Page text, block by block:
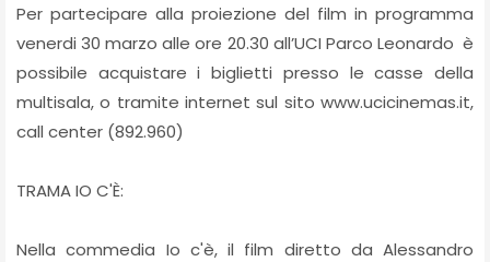
Per partecipare alla proiezione del film in programma
venerdi 30 marzo alle ore 20.30 all’UCI Parco Leonardo è
possibile acquistare i biglietti presso le casse della
multisala, o tramite internet sul sito www.ucicinemas.it,
call center (892.960)
TRAMA IO C'È:
Nella commedia Io c'è, il film diretto da Alessandro